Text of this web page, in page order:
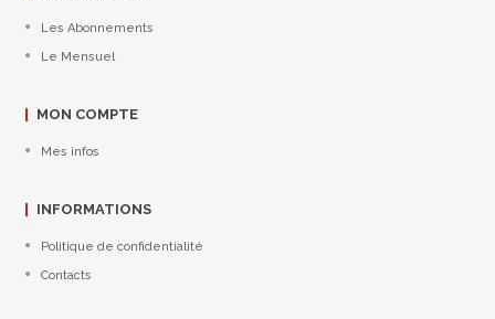
Les Abonnements
Le Mensuel
MON COMPTE
Mes infos
INFORMATIONS
Politique de confidentialité
Contacts